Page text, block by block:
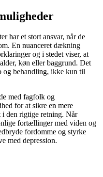
har et stort ansvar, når de
En nuanceret dækning
og i stedet viser, at
køn eller baggrund. Det
og behandling, ikke kun til
med fagfolk og
for at sikre en mere
den rigtige retning. Når
fortællinger med viden og
fordomme og styrke
med depression.